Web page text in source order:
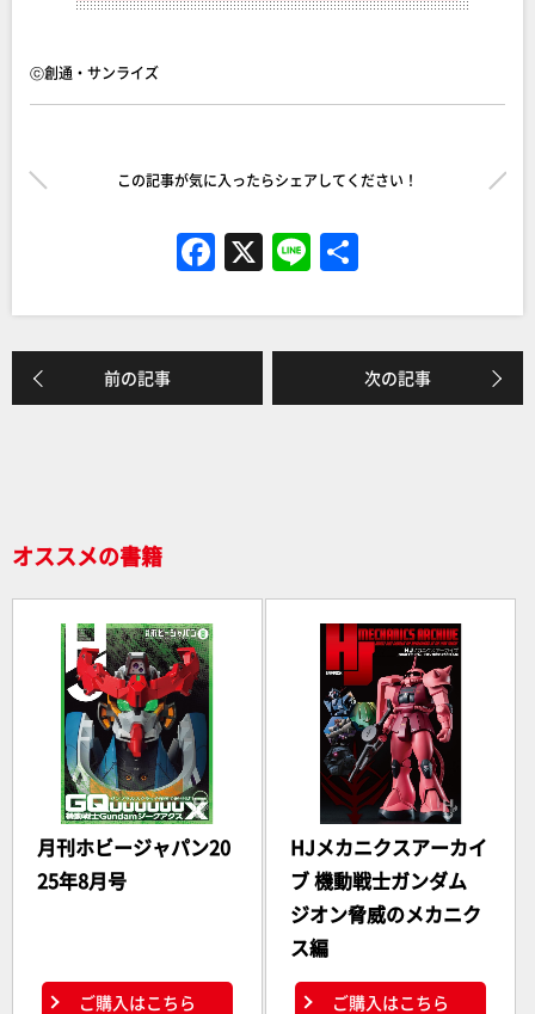
ⓒ創通・サンライズ
この記事が気に入ったらシェアしてください！
F
a
c
e
b
X Li
n
e
前の記事 次の記事
オススメの書籍
月刊ホビージャパン20
25年8月号
ご購入はこちら
HJメカニクスアーカイ
ブ 機動戦士ガンダム
ジオン脅威のメカニク
ス編
ご購入はこちら